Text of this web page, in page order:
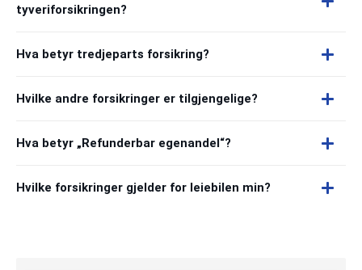
tyveriforsikringen?
Hva betyr tredjeparts forsikring?
Hvilke andre forsikringer er tilgjengelige?
Hva betyr „Refunderbar egenandel“?
Hvilke forsikringer gjelder for leiebilen min?